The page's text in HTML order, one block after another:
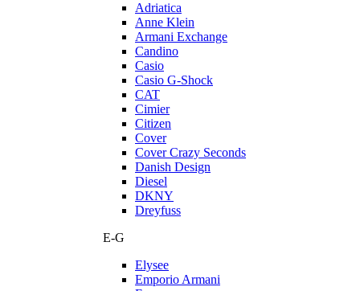
Adriatica
Anne Klein
Armani Exchange
Candino
Casio
Casio G-Shock
CAT
Cimier
Citizen
Cover
Cover Crazy Seconds
Danish Design
Diesel
DKNY
Dreyfuss
E-G
Elysee
Emporio Armani